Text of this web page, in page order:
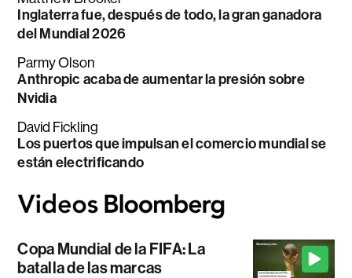
Inglaterra fue, después de todo, la gran ganadora
del Mundial 2026
Parmy Olson
Anthropic acaba de aumentar la presión sobre
Nvidia
David Fickling
Los puertos que impulsan el comercio mundial se
están electrificando
Copa Mundial de la FIFA: La
batalla de las marcas